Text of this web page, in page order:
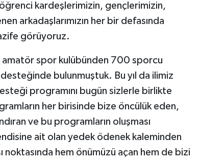
kardeşlerimizin, gençlerimizin,
arkadaşlarımızın her bir defasında
görüyoruz.
amatör spor kulübünden 700 sporcu
desteğinde bulunmuştuk. Bu yıl da ilimiz
programını bugün sizlerle birlikte
her birisinde bize öncülük eden,
ve bu programların oluşması
ait olan yedek ödenek kaleminden
hem önümüzü açan hem de bizi